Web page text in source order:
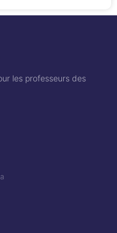
les professeurs des